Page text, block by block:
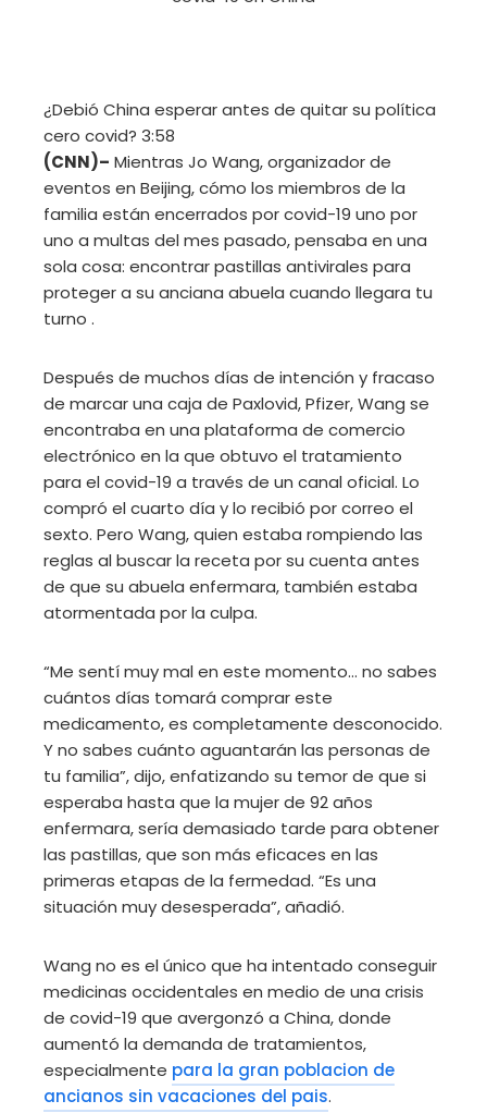
¿Debió China esperar antes de quitar su política
cero covid? 3:58
(CNN)– Mientras Jo Wang, organizador de
eventos en Beijing, cómo los miembros de la
familia están encerrados por covid-19 uno por
uno a multas del mes pasado, pensaba en una
sola cosa: encontrar pastillas antivirales para
proteger a su anciana abuela cuando llegara tu
turno .
Después de muchos días de intención y fracaso
de marcar una caja de Paxlovid, Pfizer, Wang se
encontraba en una plataforma de comercio
electrónico en la que obtuvo el tratamiento
para el covid-19 a través de un canal oficial. Lo
compró el cuarto día y lo recibió por correo el
sexto. Pero Wang, quien estaba rompiendo las
reglas al buscar la receta por su cuenta antes
de que su abuela enfermara, también estaba
atormentada por la culpa.
“Me sentí muy mal en este momento… no sabes
cuántos días tomará comprar este
medicamento, es completamente desconocido.
Y no sabes cuánto aguantarán las personas de
tu familia”, dijo, enfatizando su temor de que si
esperaba hasta que la mujer de 92 años
enfermara, sería demasiado tarde para obtener
las pastillas, que son más eficaces en las
primeras etapas de la fermedad. “Es una
situación muy desesperada”, añadió.
Wang no es el único que ha intentado conseguir
medicinas occidentales en medio de una crisis
de covid-19 que avergonzó a China, donde
aumentó la demanda de tratamientos,
especialmente para la gran poblacion de
ancianos sin vacaciones del pais.